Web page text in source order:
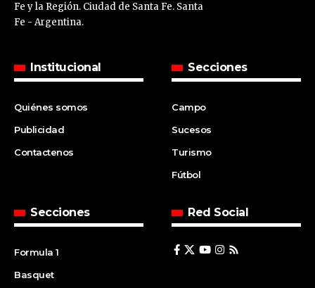
Fe y la Región. Ciudad de Santa Fe. Santa
Fe - Argentina.
Institucional
Quiénes somos
Publicidad
Contactenos
Secciones
Campo
Sucesos
Turismo
Fútbol
Secciones
Formula 1
Basquet
Red Social